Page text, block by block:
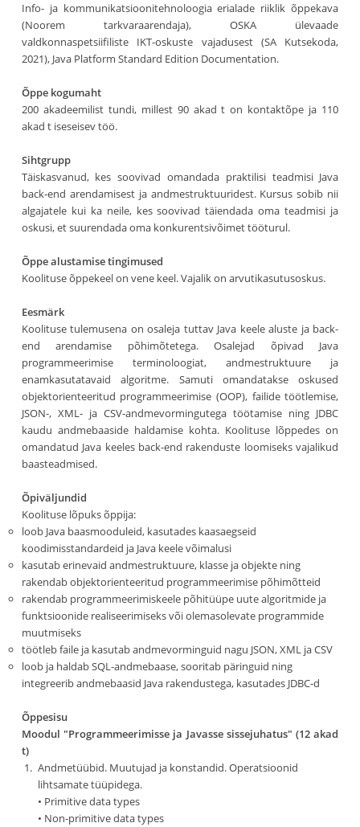
Info- ja kommunikatsioonitehnoloogia erialade riiklik õppekava
(Noorem tarkvaraarendaja), OSKA ülevaade
valdkonnaspetsiifiliste IKT-oskuste vajadusest (SA Kutsekoda,
2021), Java Platform Standard Edition Documentation.
Õppe kogumaht
200 akadeemilist tundi, millest 90 akad t on kontaktõpe ja 110
akad t iseseisev töö.
Sihtgrupp
Täiskasvanud, kes soovivad omandada praktilisi teadmisi Java
back-end arendamisest ja andmestruktuuridest. Kursus sobib nii
algajatele kui ka neile, kes soovivad täiendada oma teadmisi ja
oskusi, et suurendada oma konkurentsivõimet tööturul.
Õppe alustamise tingimused
Koolituse õppekeel on vene keel. Vajalik on arvutikasutusoskus.
Eesmärk
Koolituse tulemusena on osaleja tuttav Java keele aluste ja back-
end arendamise põhimõtetega. Osalejad õpivad Java
programmeerimise terminoloogiat, andmestruktuure ja
enamkasutatavaid algoritme. Samuti omandatakse oskused
objektorienteeritud programmeerimise (OOP), failide töötlemise,
JSON-, XML- ja CSV-andmevormingutega töötamise ning JDBC
kaudu andmebaaside haldamise kohta. Koolituse lõppedes on
omandatud Java keeles back-end rakenduste loomiseks vajalikud
baasteadmised.
Õpiväljundid
Koolituse lõpuks õppija:
loob Java baasmooduleid, kasutades kaasaegseid
koodimisstandardeid ja Java keele võimalusi
kasutab erinevaid andmestruktuure, klasse ja objekte ning
rakendab objektorienteeritud programmeerimise põhimõtteid
rakendab programmeerimiskeele põhitüüpe uute algoritmide ja
funktsioonide realiseerimiseks või olemasolevate programmide
muutmiseks
töötleb faile ja kasutab andmevorminguid nagu JSON, XML ja CSV
loob ja haldab SQL-andmebaase, sooritab päringuid ning
integreerib andmebaasid Java rakendustega, kasutades JDBC-d
Õppesisu
Moodul "Programmeerimisse ja Javasse sissejuhatus" (12 akad
t)
Andmetüübid. Muutujad ja konstandid. Operatsioonid
lihtsamate tüüpidega.
• Primitive data types
• Non-primitive data types